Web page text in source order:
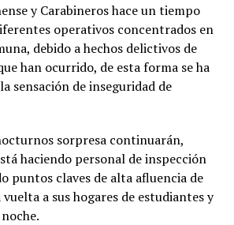
y Carabineros hace un tiempo
operativos concentrados en
debido a hechos delictivos de
han ocurrido, de esta forma se ha
sensación de inseguridad de
sorpresa continuarán,
haciendo personal de inspección
puntos claves de alta afluencia de
a sus hogares de estudiantes y